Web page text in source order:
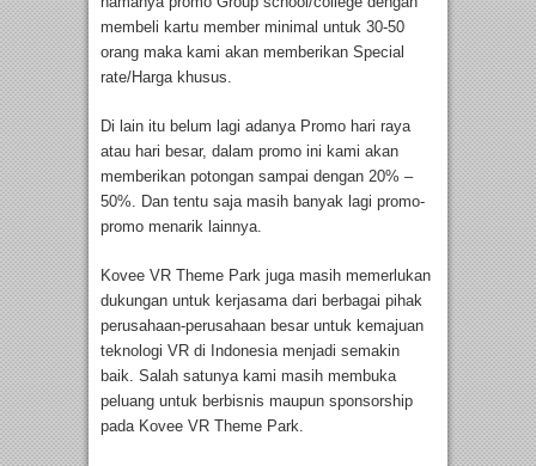
membeli kartu member minimal untuk 30-50
orang maka kami akan memberikan Special
rate/Harga khusus.
Di lain itu belum lagi adanya Promo hari raya
atau hari besar, dalam promo ini kami akan
memberikan potongan sampai dengan 20% –
50%. Dan tentu saja masih banyak lagi promo-
promo menarik lainnya.
Kovee VR Theme Park juga masih memerlukan
dukungan untuk kerjasama dari berbagai pihak
perusahaan-perusahaan besar untuk kemajuan
teknologi VR di Indonesia menjadi semakin
baik. Salah satunya kami masih membuka
peluang untuk berbisnis maupun sponsorship
pada Kovee VR Theme Park.